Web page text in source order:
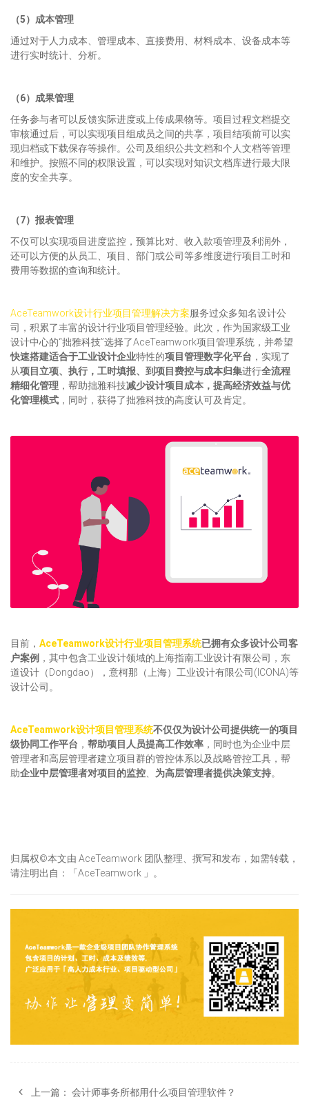
（5）成本管理
通过对于人力成本、管理成本、直接费用、材料成本、设备成本等
进行实时统计、分析。
（6） 成果管理
任务参与者可以反馈实际进度或上传成果物等。项目过程文档提交
审核通过后，可以实现项目组成员之间的共享，项目结项前可以实
现归档或下载保存等操作。公司及组织公共文档和个人文档等管理
和维护。按照不同的权限设置，可以实现对知识文档库进行最大限
度的安全共享。
（7）报表管理
不仅可以实现项目进度监控，预算比对、收入款项管理及利润外，
还可以方便的从员工、项目、部门或公司等多维度进行项目工时和
费用等数据的查询和统计。
AceTeamwork设计行业项目管理解决方案服务过众多知名设计公
司，积累了丰富的设计行业项目管理经验。此次，作为国家级工业
设计中心的“拙雅科技”选择了AceTeamwork项目管理系统，并希望
快速搭建适合于工业设计企业特性的项目管理数字化平台 ，实现了
从项目立项、执行，工时填报、到项目费控与成本归集进行全流程
精细化管理 ，帮助拙雅科技减少设计项目成本，提高经济效益与优
化管理模式 ，同时，获得了拙雅科技的高度认可及肯定。
目前， AceTeamwork设计行业项目管理系统已拥有众多设计公司客
户案例 ，其中包含工业设计领域的上海指南工业设计有限公司，东
道设计（Dongdao），意柯那（上海）工业设计有限公司(ICONA)等
设计公司。
AceTeamwork设计项目管理系统不仅仅为设计公司提供统一的项目
级协同工作平台 ， 帮助项目人员提高工作效率 ，同时也为企业中层
管理者和高层管理者建立项目群的管控体系以及战略管控工具，帮
助企业中层管理者对项目的监控、 为高层管理者提供决策支持。
归属权©本文由 AceTeamwork 团队整理、撰写和发布，如需转载，
请注明出自：「AceTeamwork 」。
上一篇： 会计师事务所都用什么项目管理软件？